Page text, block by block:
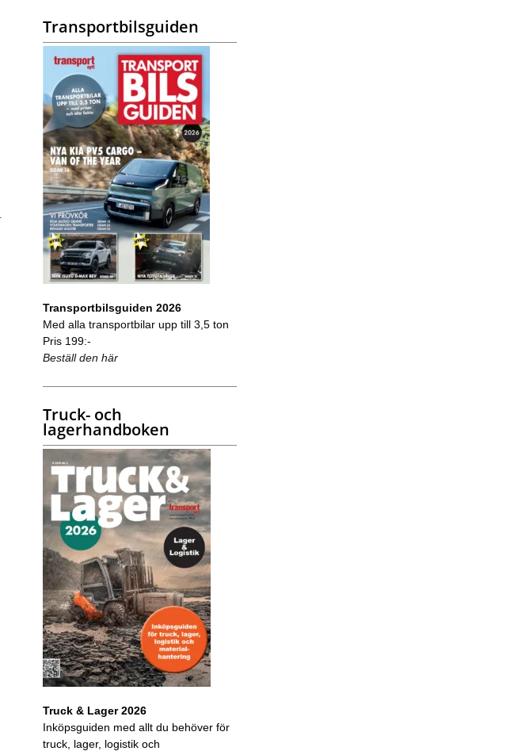
Transportbilsguiden
Transportbilsguiden 2026
Med alla transportbilar upp till 3,5 ton
Pris 199:-
Beställ den här
Truck- och
lagerhandboken
Truck & Lager 2026
Inköpsguiden med allt du behöver för
truck, lager, logistik och